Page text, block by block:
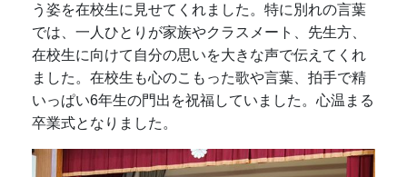
う姿を在校生に見せてくれました。特に別れの言葉
では、一人ひとりが家族やクラスメート、先生方、
在校生に向けて自分の思いを大きな声で伝えてくれ
ました。在校生も心のこもった歌や言葉、拍手で精
いっぱい6年生の門出を祝福していました。心温まる
卒業式となりました。